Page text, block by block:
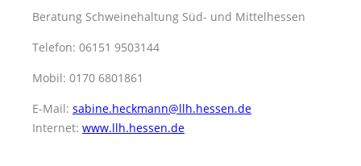
Beratung Schweinehaltung Süd- und Mittelhessen
Telefon: 06151 9503144
Mobil: 0170 6801861
E-Mail: sabine.heckmann@llh.hessen.de
Internet: www.llh.hessen.de